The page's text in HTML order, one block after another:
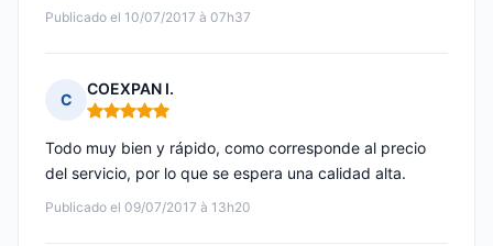
Publicado el 10/07/2017 à 07h37
C
COEXPAN I.
Nota: 5 de 5
Publicado el 09/07/2017 à 13h20
Todo muy bien y rápido, como corresponde al precio
del servicio, por lo que se espera una calidad alta.